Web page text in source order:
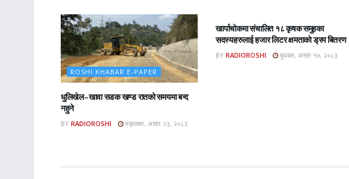
ROSHI KHABAR E-PAPER
धुलिखेल–खावा सडक खण्ड रातको समयमा बन्द
नहुने
BY RADIOROSHI मङ्लबार, असार २३, २०८३
खार्पाचोकमा संचालित १८ कृषक समुहका
सदस्यहरुलाई हजार लिटर क्षमताको ड्रम बितरण
BY RADIOROSHI बुधबार, असार १७, २०८३